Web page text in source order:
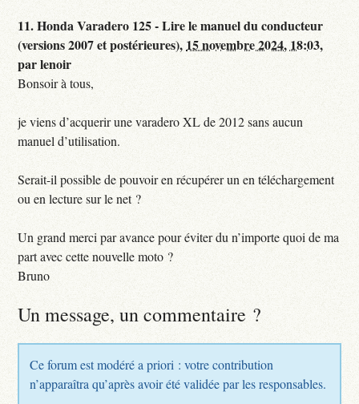
11.Honda Varadero 125 - Lire le manuel du conducteur
(versions 2007 et postérieures), 15 novembre 2024, 18:03,
parlenoir
Bonsoir à tous,
je viens d’acquerir une varadero XL de 2012 sans aucun
manuel d’utilisation.
Serait-il possible de pouvoir en récupérer un en téléchargement
ou en lecture sur le net ?
Un grand merci par avance pour éviter du n’importe quoi de ma
part avec cette nouvelle moto ?
Bruno
Un message, un commentaire ?
Ce forum est modéré a priori : votre contribution
n’apparaîtra qu’après avoir été validée par les responsables.